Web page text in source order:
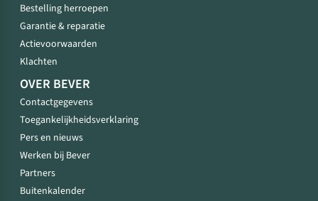
Bestelling herroepen
Garantie & reparatie
Actievoorwaarden
Klachten
OVER BEVER
Contactgegevens
Toegankelijkheidsverklaring
Pers en nieuws
Werken bij Bever
Partners
Buitenkalender